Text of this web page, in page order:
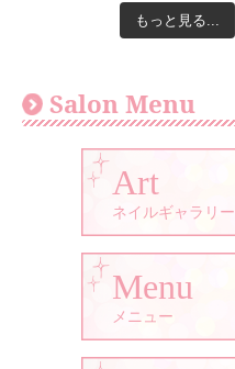
もっと見る...
Salon Menu
Art
ネイルギャラリー
Menu
メニュー